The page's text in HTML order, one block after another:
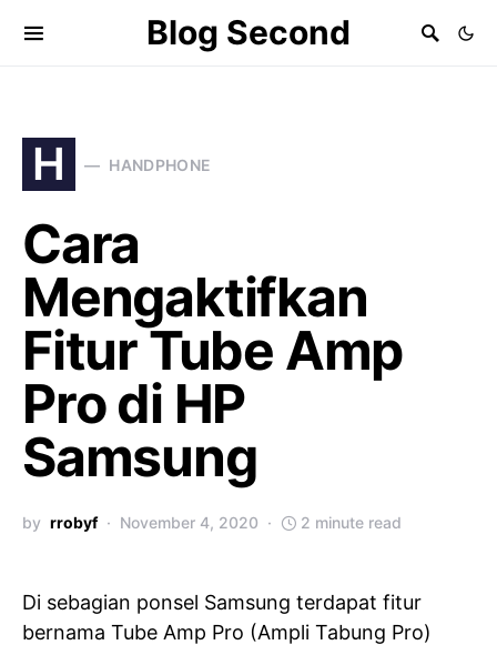
Blog Second
H HANDPHONE
Cara
Mengaktifkan
Fitur Tube Amp
Pro di HP
Samsung
by rrobyf November 4, 2020 2 minute read
Di sebagian ponsel Samsung terdapat fitur
bernama Tube Amp Pro (Ampli Tabung Pro)